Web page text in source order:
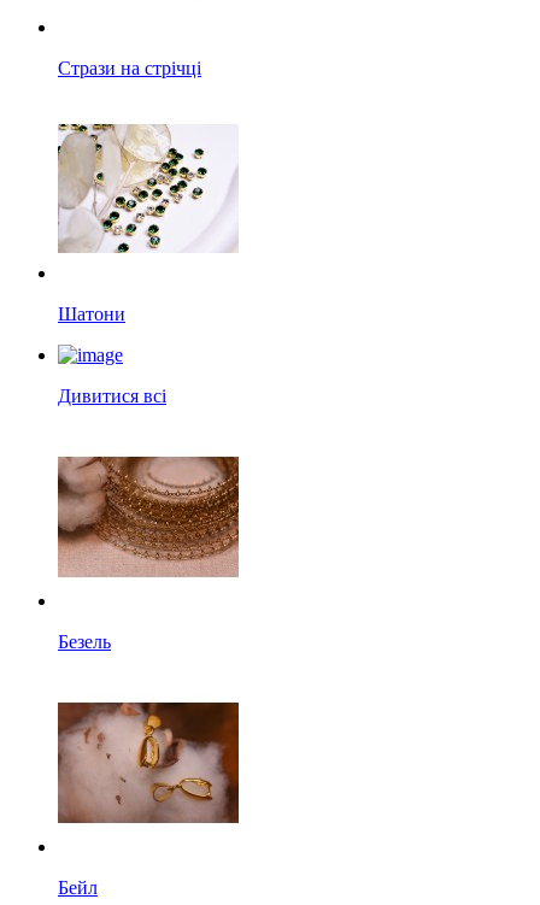
Стрази на стрічці
Шатони
Дивитися всі
Безель
Бейл